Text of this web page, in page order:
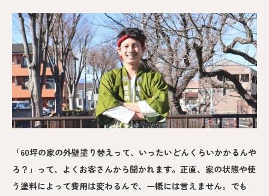
「60坪の家の外壁塗り替えって、いったいどんくらいかかるんや
ろ？」って、よくお客さんから聞かれます。正直、家の状態や使
う塗料によって費用は変わるんで、一概には言えません。でも